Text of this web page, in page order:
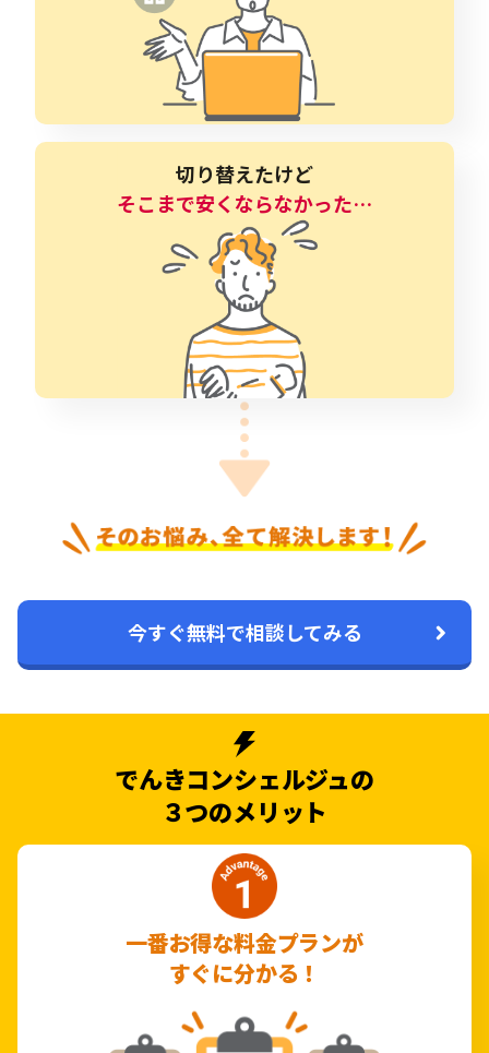
切り替えたけど
そこまで安くならなかった…
今すぐ無料で相談してみる
でんきコンシェルジュの
３つのメリット
一番お得な料金プランが
すぐに分かる！